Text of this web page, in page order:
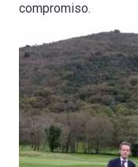
compromiso.